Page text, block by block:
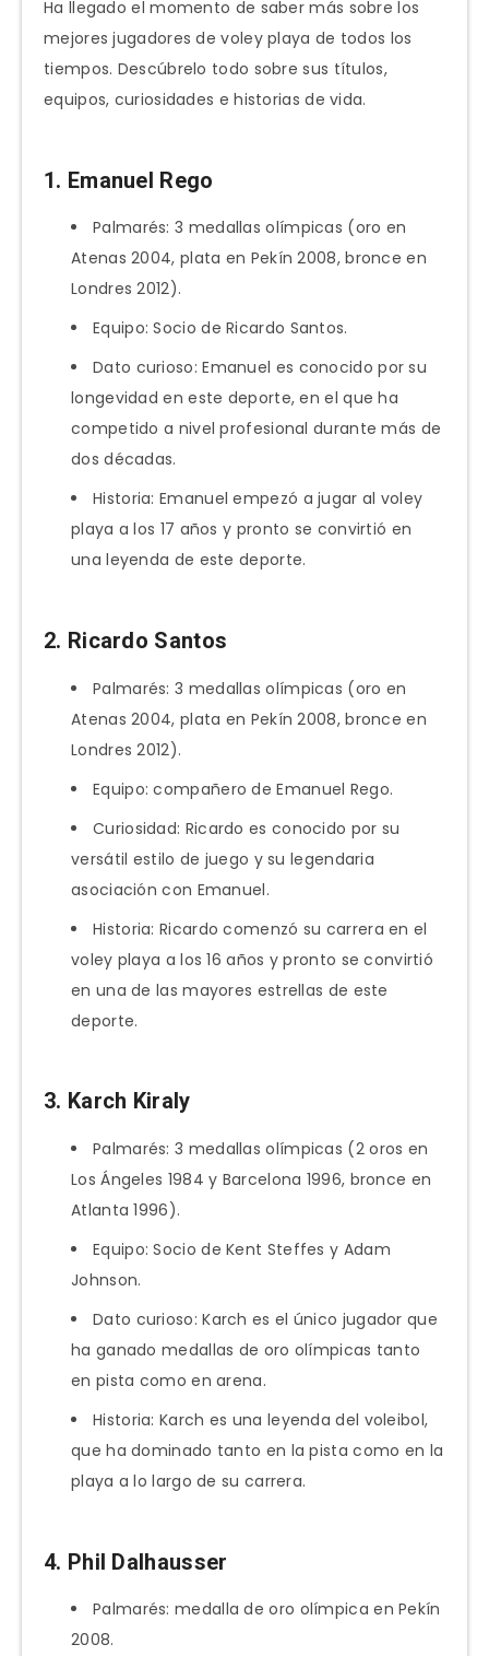
Ha llegado el momento de saber más sobre los
mejores jugadores de voley playa de todos los
tiempos. Descúbrelo todo sobre sus títulos,
equipos, curiosidades e historias de vida.
1. Emanuel Rego
Palmarés: 3 medallas olímpicas (oro en
Atenas 2004, plata en Pekín 2008, bronce en
Londres 2012).
Equipo: Socio de Ricardo Santos.
Dato curioso: Emanuel es conocido por su
longevidad en este deporte, en el que ha
competido a nivel profesional durante más de
dos décadas.
Historia: Emanuel empezó a jugar al voley
playa a los 17 años y pronto se convirtió en
una leyenda de este deporte.
2. Ricardo Santos
Palmarés: 3 medallas olímpicas (oro en
Atenas 2004, plata en Pekín 2008, bronce en
Londres 2012).
Equipo: compañero de Emanuel Rego.
Curiosidad: Ricardo es conocido por su
versátil estilo de juego y su legendaria
asociación con Emanuel.
Historia: Ricardo comenzó su carrera en el
voley playa a los 16 años y pronto se convirtió
en una de las mayores estrellas de este
deporte.
3. Karch Kiraly
Palmarés: 3 medallas olímpicas (2 oros en
Los Ángeles 1984 y Barcelona 1996, bronce en
Atlanta 1996).
Equipo: Socio de Kent Steffes y Adam
Johnson.
Dato curioso: Karch es el único jugador que
ha ganado medallas de oro olímpicas tanto
en pista como en arena.
Historia: Karch es una leyenda del voleibol,
que ha dominado tanto en la pista como en la
playa a lo largo de su carrera.
4. Phil Dalhausser
Palmarés: medalla de oro olímpica en Pekín
2008.